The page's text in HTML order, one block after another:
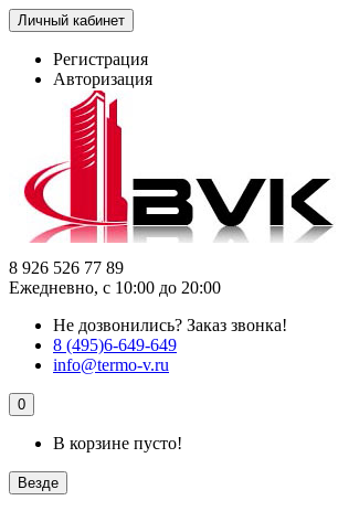
Личный кабинет
Регистрация
Авторизация
8 926 526 77 89
Ежедневно, с 10:00 до 20:00
Не дозвонились? Заказ звонка!
8 (495)6-649-649
info@termo-v.ru
0
В корзине пусто!
Везде